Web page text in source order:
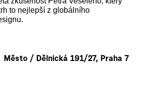
to nejlepší z globálního
Město / Dělnická 191/27, Praha 7